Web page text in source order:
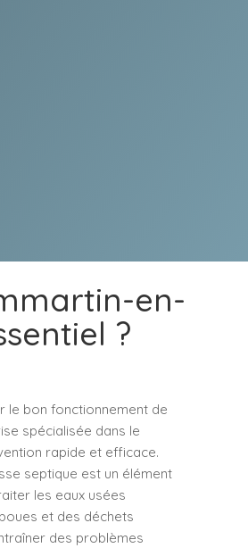
en-
?
le bon fonctionnement de
spécialisée dans le
rapide et efficace.
septique est un élément
les eaux usées
et des déchets
des problèmes